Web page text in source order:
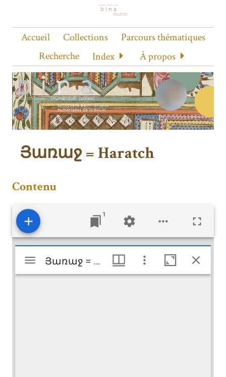
Accueil Collections
Parcours thématiques
Recherche
Index À propos
Յառաջ = Haratch
Contenu
1
Visualiseur
Mirador
Յառաջ = Haratch
Յառաջ = Haratch